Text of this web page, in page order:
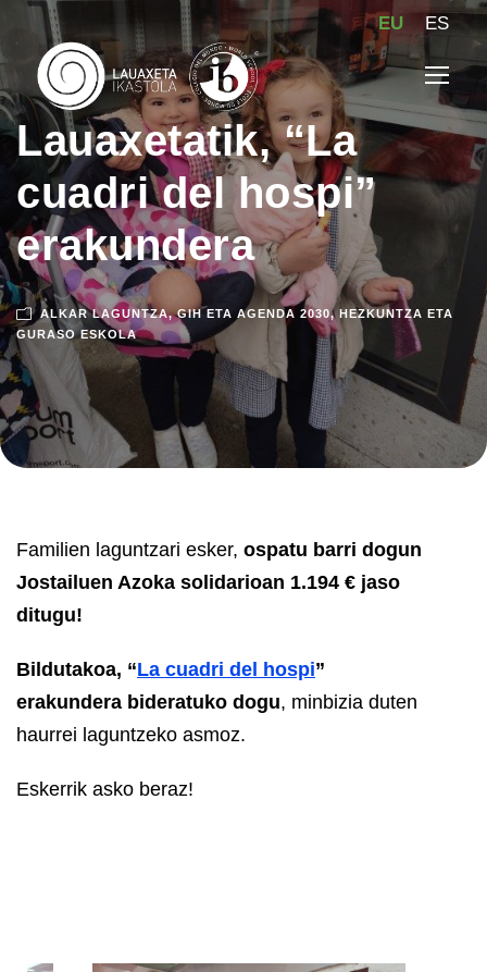
EU ES
Lauaxetatik, “La
cuadri del hospi”
erakundera
ALKAR LAGUNTZA, GIH ETA AGENDA 2030, HEZKUNTZA ETA
GURASO ESKOLA
Familien laguntzari esker, ospatu barri dogun
Jostailuen Azoka solidarioan 1.194 € jaso
ditugu!
Bildutakoa, “La cuadri del hospi”
erakundera bideratuko dogu, minbizia duten
haurrei laguntzeko asmoz.
Eskerrik asko beraz!